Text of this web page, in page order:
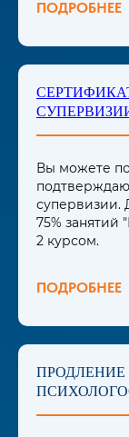
ПОДРОБНЕЕ
Вы можете
супервизии.
75% занятий
2 курсом.
ПОДРОБНЕЕ